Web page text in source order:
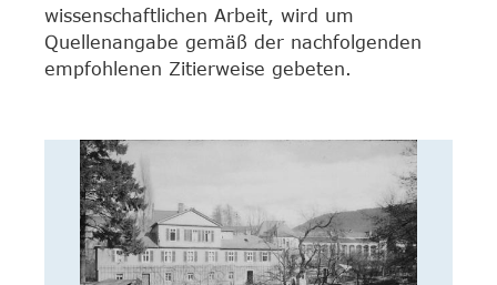
wissenschaftlichen Arbeit, wird um
Quellenangabe gemäß der nachfolgenden
empfohlenen Zitierweise gebeten.